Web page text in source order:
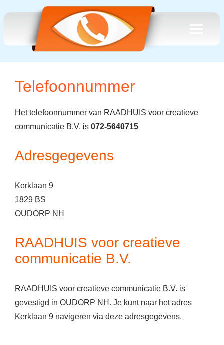
Telefoonnummer
Het telefoonnummer van RAADHUIS voor creatieve
communicatie B.V. is 072-5640715
Adresgegevens
Kerklaan 9
1829 BS
OUDORP NH
RAADHUIS voor creatieve
communicatie B.V.
RAADHUIS voor creatieve communicatie B.V. is
gevestigd in OUDORP NH. Je kunt naar het adres
Kerklaan 9 navigeren via deze adresgegevens.